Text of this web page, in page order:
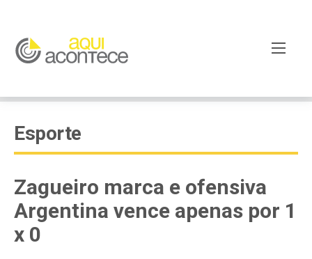
Esporte
Zagueiro marca e ofensiva
Argentina vence apenas por 1
x 0